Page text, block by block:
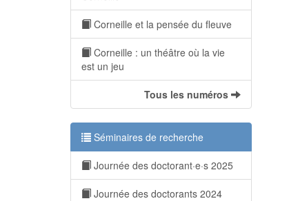
Corneille et la pensée du fleuve
Corneille : un théâtre où la vie
est un jeu
Tous les numéros
Séminaires de recherche
Journée des doctorant·e·s 2025
Journée des doctorants 2024